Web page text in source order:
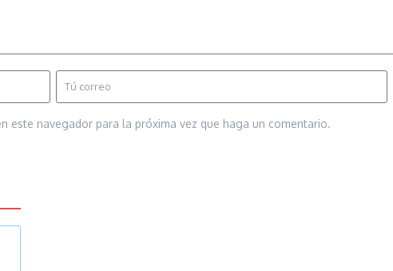
este navegador para la próxima vez que haga un comentario.